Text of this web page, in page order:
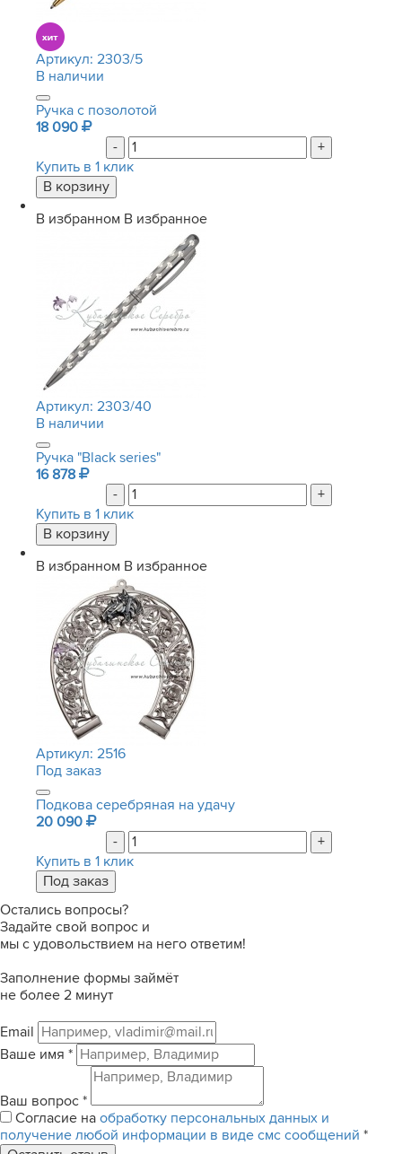
Артикул: 2303/5
В наличии
Ручка с позолотой
18 090
-
+
Купить в 1 клик
В избранном В избранное
Артикул: 2303/40
В наличии
Ручка "Black series"
16 878
-
+
Купить в 1 клик
В избранном В избранное
Артикул: 2516
Под заказ
Подкова серебряная на удачу
20 090
-
+
Купить в 1 клик
Остались вопросы?
Задайте свой вопрос и
мы с удовольствием на него ответим!
Заполнение формы займёт
не более 2 минут
Email
Ваше имя *
Ваш вопрос *
Согласие на обработку персональных данных и
получение любой информации в виде смс сообщений *